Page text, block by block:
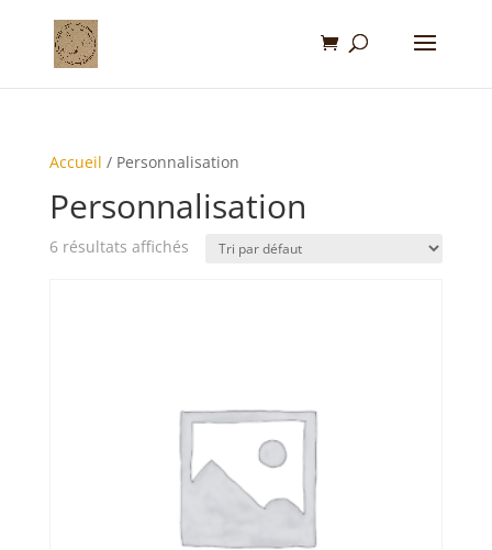
Accueil / Personnalisation
Personnalisation
6 résultats affichés